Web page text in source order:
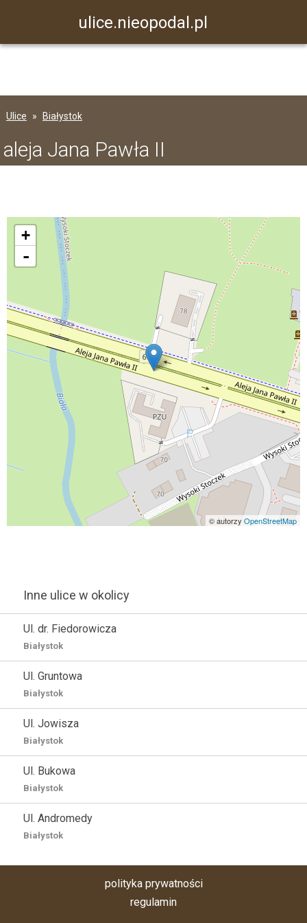
ulice.nieopodal.pl
Ulice Białystok
aleja Jana Pawła II
+
-
© autorzyOpenStreetMap
Inne ulice w okolicy
Ul. dr. Fiedorowicza
Białystok
Ul. Gruntowa
Białystok
Ul. Jowisza
Białystok
Ul. Bukowa
Białystok
Ul. Andromedy
Białystok
polityka prywatności
regulamin